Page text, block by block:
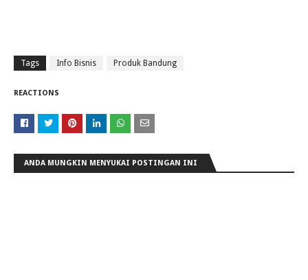
Tags Info Bisnis Produk Bandung
REACTIONS
ANDA MUNGKIN MENYUKAI POSTINGAN INI